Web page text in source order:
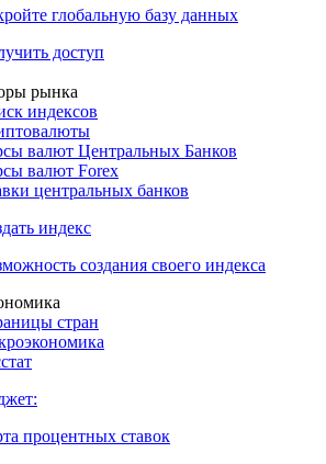
глобальную базу данных
доступ
рынка
индексов
валют Центральных Банков
валют Forex
центральных банков
индекс
создания своего индекса
стран
процентных ставок